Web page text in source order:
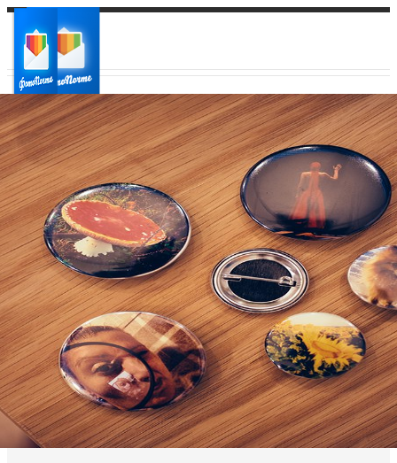
Ваш город:
Ваш регион доставки
Выберите из списка: